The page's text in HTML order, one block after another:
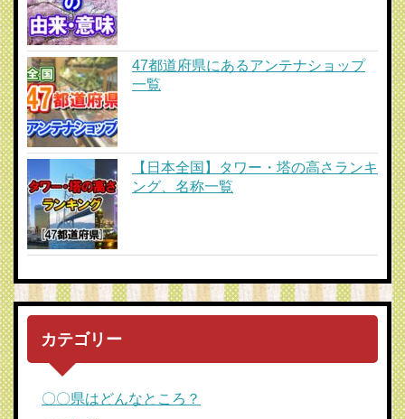
47都道府県にあるアンテナショップ
一覧
【日本全国】タワー・塔の高さランキ
ング、名称一覧
カテゴリー
〇〇県はどんなところ？